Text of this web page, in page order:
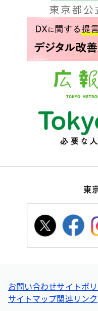
東
お問い合わせサイトポ
サイトマップ関連リンク